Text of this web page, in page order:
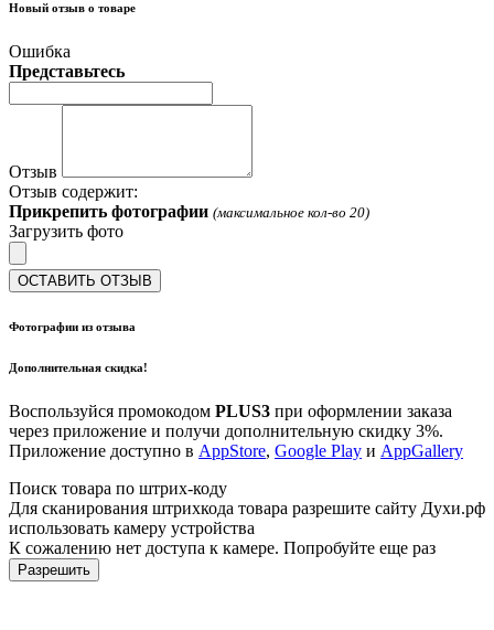
Новый отзыв о товаре
Ошибка
Представьтесь
Отзыв
Отзыв содержит:
Прикрепить фотографии (максимальное кол-во 20)
Загрузить фото
ОСТАВИТЬ ОТЗЫВ
Фотографии из отзыва
Дополнительная скидка!
Воспользуйся промокодом PLUS3 при оформлении заказа
через приложение и получи дополнительную скидку 3%.
Приложение доступно в AppStore, Google Play и AppGallery
Поиск товара по штрих-коду
Для сканирования штрихкода товара разрешите сайту Духи.рф
использовать камеру устройства
К сожалению нет доступа к камере. Попробуйте еще раз
Разрешить